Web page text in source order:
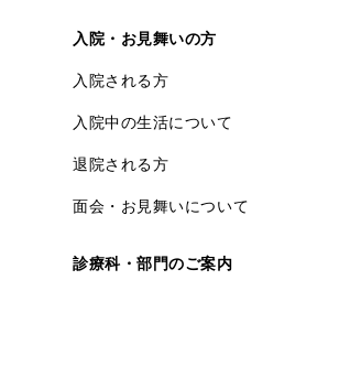
入院・お見舞いの方
入院される方
入院中の生活について
退院される方
面会・お見舞いについて
診療科・部門のご案内